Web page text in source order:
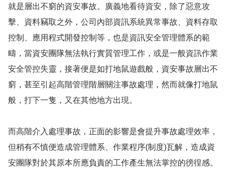
就是層出不窮的資安事故。廣義地看待資安，除了惡意攻
擊、資料竊取之外，公司內部資訊系統異常事故、資料存取
控制、應用程式開發控制等，也是資訊安全管理體系的範
疇，當資安團隊無法執行實質管理工作，或是一般資訊作業
安全管控失靈，接著便是如打地鼠遊戲般，資安事故層出不
窮，甚至引起高階管理階層關注事故處理，然而就像打地鼠
般，打下一隻，又在其他地方出現。
而高階介入處理事故，正面的影響是會提升事故處理效率，
但稍有不慎便造成管理體系、作業程序(制度)瓦解，造成資
安團隊對於其原本所應負責的工作產生無法掌控的徬徨感。